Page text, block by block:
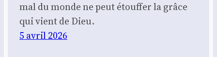
mal du monde ne peut étouffer la grâce
qui vient de Dieu.
5 avril 2026